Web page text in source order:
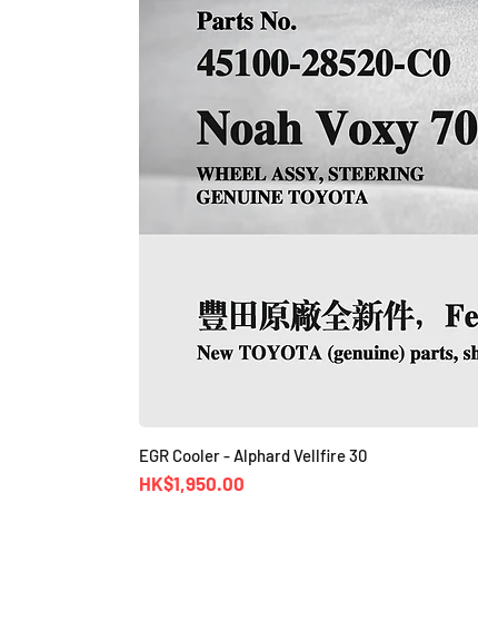
EGR Cooler - Alphard Vellfire 30
價格
HK$1,950.00